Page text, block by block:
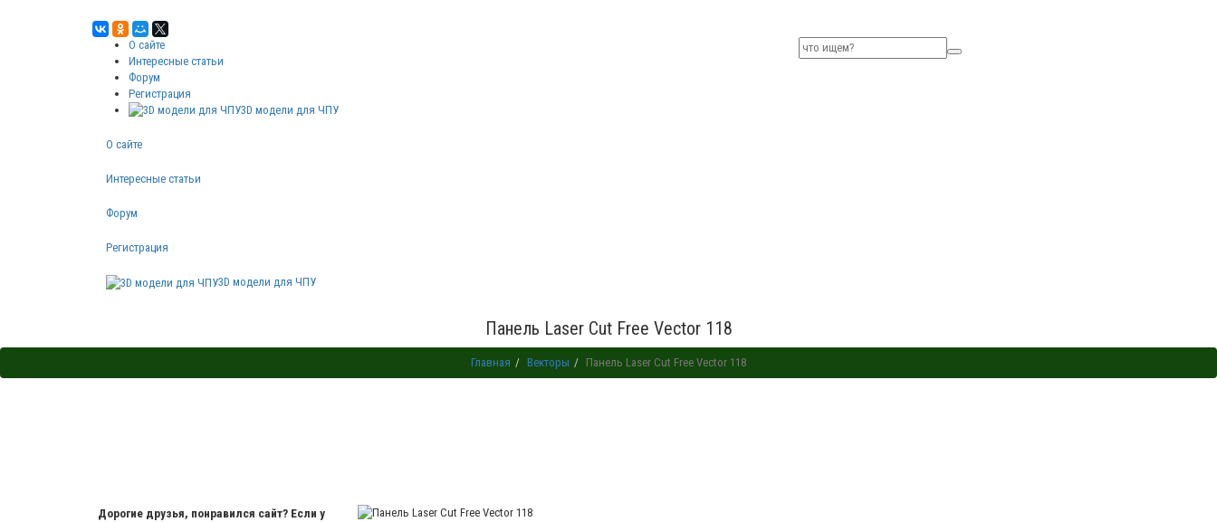
О сайте
Интересные статьи
Форум
Регистрация
3D модели для ЧПУ
О сайте
Интересные статьи
Форум
Регистрация
3D модели для ЧПУ
Панель Laser Cut Free Vector 118
Главная Векторы Панель Laser Cut Free Vector 118
Дорогие друзья, понравился сайт? Если у